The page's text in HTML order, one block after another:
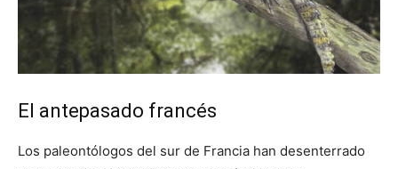
El antepasado francés
Los paleontólogos del sur de Francia han desenterrado